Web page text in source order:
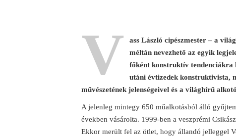
V
ass László cipészmester – a
méltán nevezhető az egyik
főként konstruktív tendenciákra
utáni évtizedek konstruktivista,
művészetének jelenségeivel és a világhírű
A jelenleg mintegy 650 műalkotásból álló
években vásárolta. 1999-ben a veszprémi
Ekkor merült fel az ötlet, hogy állandó jelleggel